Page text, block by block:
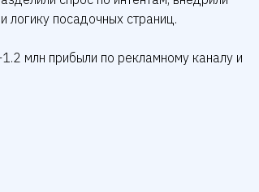
посадочных страниц.
млн прибыли по рекламному каналу и